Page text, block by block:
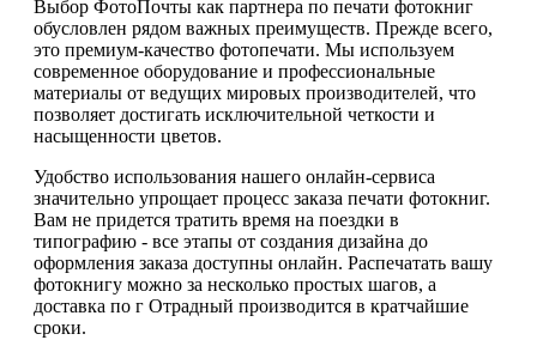
Выбор ФотоПочты как партнера по печати фотокниг
обусловлен рядом важных преимуществ. Прежде всего,
это премиум-качество фотопечати. Мы используем
современное оборудование и профессиональные
материалы от ведущих мировых производителей, что
позволяет достигать исключительной четкости и
насыщенности цветов.
Удобство использования нашего онлайн-сервиса
значительно упрощает процесс заказа печати фотокниг.
Вам не придется тратить время на поездки в
типографию - все этапы от создания дизайна до
оформления заказа доступны онлайн. Распечатать вашу
фотокнигу можно за несколько простых шагов, а
доставка по г Отрадный производится в кратчайшие
сроки.